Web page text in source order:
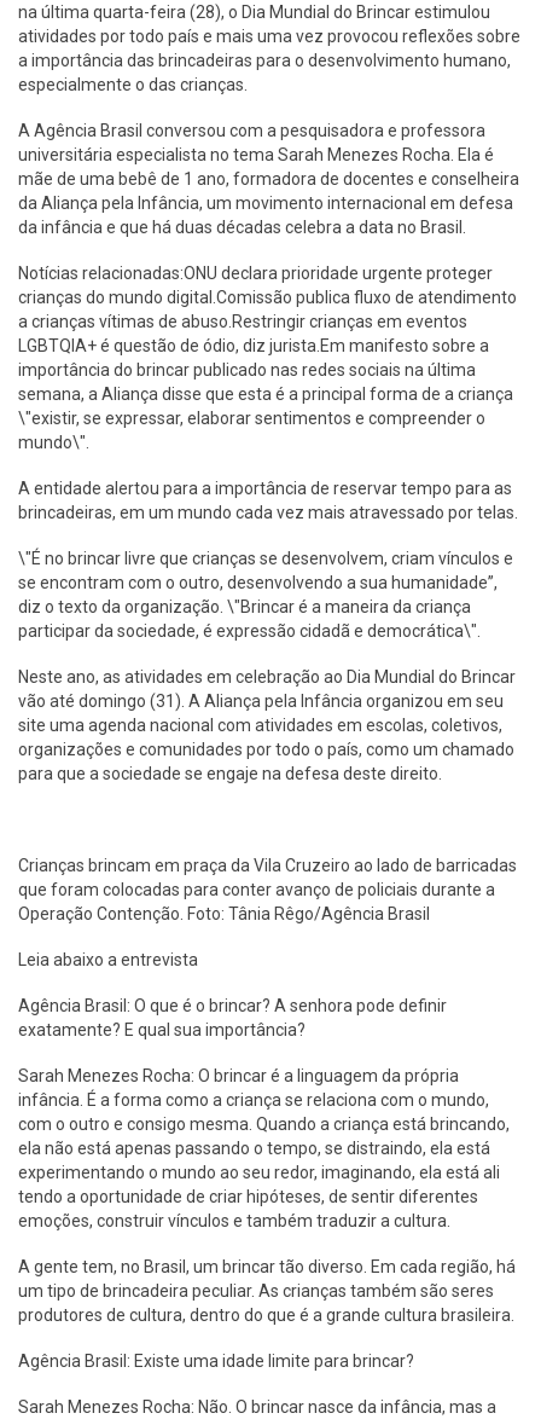
na última quarta-feira (28), o Dia Mundial do Brincar estimulou
atividades por todo país e mais uma vez provocou reflexões sobre
a importância das brincadeiras para o desenvolvimento humano,
especialmente o das crianças.
A Agência Brasil conversou com a pesquisadora e professora
universitária especialista no tema Sarah Menezes Rocha. Ela é
mãe de uma bebê de 1 ano, formadora de docentes e conselheira
da Aliança pela Infância, um movimento internacional em defesa
da infância e que há duas décadas celebra a data no Brasil.
Notícias relacionadas:ONU declara prioridade urgente proteger
crianças do mundo digital.Comissão publica fluxo de atendimento
a crianças vítimas de abuso.Restringir crianças em eventos
LGBTQIA+ é questão de ódio, diz jurista.Em manifesto sobre a
importância do brincar publicado nas redes sociais na última
semana, a Aliança disse que esta é a principal forma de a criança
\"existir, se expressar, elaborar sentimentos e compreender o
mundo\".
A entidade alertou para a importância de reservar tempo para as
brincadeiras, em um mundo cada vez mais atravessado por telas.
\"É no brincar livre que crianças se desenvolvem, criam vínculos e
se encontram com o outro, desenvolvendo a sua humanidade”,
diz o texto da organização. \"Brincar é a maneira da criança
participar da sociedade, é expressão cidadã e democrática\".
Neste ano, as atividades em celebração ao Dia Mundial do Brincar
vão até domingo (31). A Aliança pela Infância organizou em seu
site uma agenda nacional com atividades em escolas, coletivos,
organizações e comunidades por todo o país, como um chamado
para que a sociedade se engaje na defesa deste direito.
Crianças brincam em praça da Vila Cruzeiro ao lado de barricadas
que foram colocadas para conter avanço de policiais durante a
Operação Contenção. Foto: Tânia Rêgo/Agência Brasil
Leia abaixo a entrevista
Agência Brasil: O que é o brincar? A senhora pode definir
exatamente? E qual sua importância?
Sarah Menezes Rocha: O brincar é a linguagem da própria
infância. É a forma como a criança se relaciona com o mundo,
com o outro e consigo mesma. Quando a criança está brincando,
ela não está apenas passando o tempo, se distraindo, ela está
experimentando o mundo ao seu redor, imaginando, ela está ali
tendo a oportunidade de criar hipóteses, de sentir diferentes
emoções, construir vínculos e também traduzir a cultura.
A gente tem, no Brasil, um brincar tão diverso. Em cada região, há
um tipo de brincadeira peculiar. As crianças também são seres
produtores de cultura, dentro do que é a grande cultura brasileira.
Agência Brasil: Existe uma idade limite para brincar?
Sarah Menezes Rocha: Não. O brincar nasce da infância, mas a